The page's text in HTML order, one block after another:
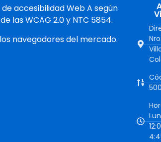
accesibilidad Web A según
las WCAG 2.0 y NTC 5854.
navegadores del mercado.